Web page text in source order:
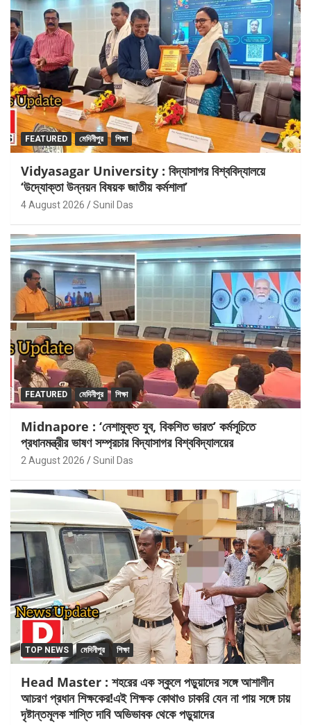
FEATURED মেদিনীপুর শিক্ষা
Vidyasagar University : বিদ্যাসাগর বিশ্ববিদ্যালয়ে
‘উদ্যোক্তা উন্নয়ন বিষয়ক জাতীয় কর্মশালা’
4 August 2026 Sunil Das
FEATURED মেদিনীপুর শিক্ষা
Midnapore : ‘নেশামুক্ত যুব, বিকশিত ভারত’ কর্মসূচিতে
প্রধানমন্ত্রীর ভাষণ সম্প্রচার বিদ্যাসাগর বিশ্ববিদ্যালয়ের
2 August 2026 Sunil Das
TOP NEWS মেদিনীপুর শিক্ষা
Head Master : শহরের এক স্কুলে পড়ুয়াদের সঙ্গে আশালীন
আচরণ প্রধান শিক্ষকের!এই শিক্ষক কোথাও চাকরি যেন না পায় সঙ্গে চায়
দৃষ্টান্তমূলক শাস্তি দাবি অভিভাবক থেকে পড়ুয়াদের